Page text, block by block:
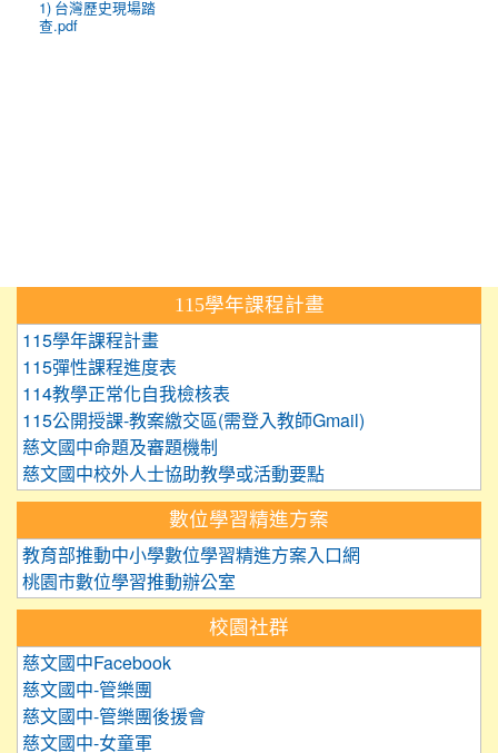
1) 台灣歷史現場踏
查.pdf
115學年課程計畫
115學年課程計畫
115彈性課程進度表
114教學正常化自我檢核表
115公開授課-教案繳交區(需登入教師Gmail)
慈文國中命題及審題機制
慈文國中校外人士協助教學或活動要點
數位學習精進方案
教育部推動中小學數位學習精進方案入口網
桃園市數位學習推動辦公室
校園社群
慈文國中Facebook
慈文國中-管樂團
慈文國中-管樂團後援會
慈文國中-女童軍